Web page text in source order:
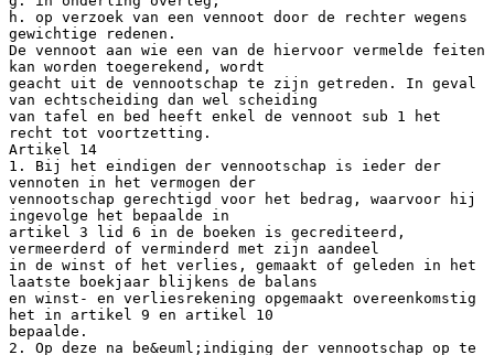
h. op verzoek van een vennoot door de rechter wegens
gewichtige redenen.
De vennoot aan wie een van de hiervoor vermelde feiten
kan worden toegerekend, wordt
geacht uit de vennootschap te zijn getreden. In geval
van echtscheiding dan wel scheiding
van tafel en bed heeft enkel de vennoot sub 1 het
recht tot voortzetting.
Artikel 14
1. Bij het eindigen der vennootschap is ieder der
vennoten in het vermogen der
vennootschap gerechtigd voor het bedrag, waarvoor hij
ingevolge het bepaalde in
artikel 3 lid 6 in de boeken is gecrediteerd,
vermeerderd of verminderd met zijn aandeel
in de winst of het verlies, gemaakt of geleden in het
laatste boekjaar blijkens de balans
en winst- en verliesrekening opgemaakt overeenkomstig
het in artikel 9 en artikel 10
bepaalde.
2. Op deze na be&euml;indiging der vennootschap op te